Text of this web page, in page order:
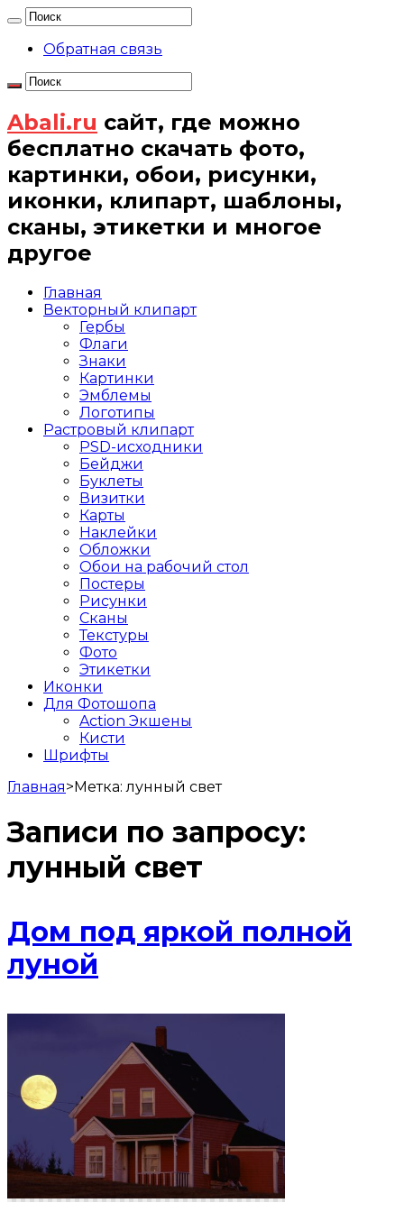
Обратная связь
Abali.ru сайт, где можно
бесплатно скачать фото,
картинки, обои, рисунки,
иконки, клипарт, шаблоны,
сканы, этикетки и многое
другое
Главная
Векторный клипарт
Гербы
Флаги
Знаки
Картинки
Эмблемы
Логотипы
Растровый клипарт
PSD-исходники
Бейджи
Буклеты
Визитки
Карты
Наклейки
Обложки
Обои на рабочий стол
Постеры
Рисунки
Сканы
Текстуры
Фото
Этикетки
Иконки
Для Фотошопа
Action Экшены
Кисти
Шрифты
Главная>Метка:лунный свет
Записи по запросу:
лунный свет
Дом под яркой полной
луной